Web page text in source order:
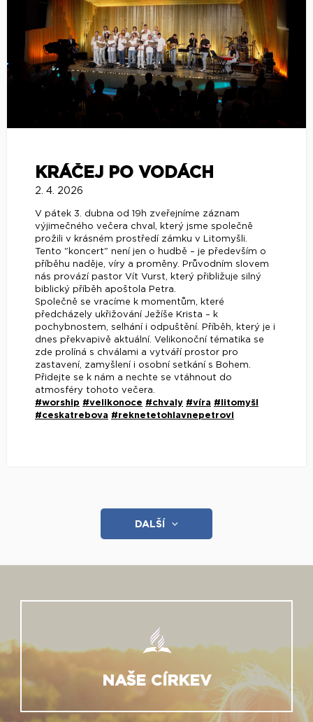
KRÁČEJ PO VODÁCH
2. 4. 2026
V pátek 3. dubna od 19h zveřejníme záznam
výjimečného večera chval, který jsme společně
prožili v krásném prostředí zámku v Litomyšli.
Tento "koncert" není jen o hudbě – je především o
příběhu naděje, víry a proměny. Průvodním slovem
nás provází pastor Vít Vurst, který přibližuje silný
biblický příběh apoštola Petra.
Společně se vracíme k momentům, které
předcházely ukřižování Ježíše Krista – k
pochybnostem, selhání i odpuštění. Příběh, který je i
dnes překvapivě aktuální. Velikonoční tématika se
zde prolíná s chválami a vytváří prostor pro
zastavení, zamyšlení i osobní setkání s Bohem.
Přidejte se k nám a nechte se vtáhnout do
atmosféry tohoto večera.
#worship #velikonoce #chvaly #víra #litomyšl
#ceskatrebova #reknetetohlavnepetrovi
DALŠÍ
NAŠE CÍRKEV